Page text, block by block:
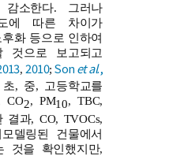
소한다. 그러나
에 따른 차이가
화 등으로 인하여
것으로 보고되고
,2010;Sonet al.,
, 중, 고등학교를
CO2, PM10, TBC,
결과, CO, TVOCs,
델링된 건물에서
것을 확인했지만,